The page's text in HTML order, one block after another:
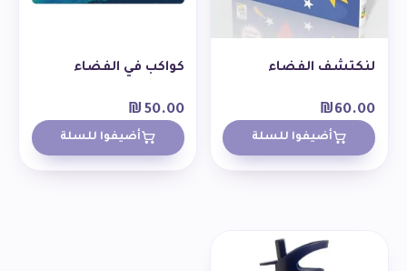
لنكتشف الفضاء
₪60.00
أضيفوا للسلة
كواكب في الفضاء
₪ 50.00
أضيفوا للسلة